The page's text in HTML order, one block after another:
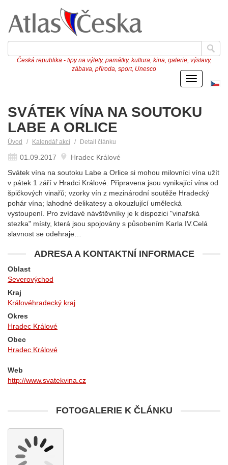
Česká republika - tipy na výlety, památky, kultura, kina, galerie, výstavy,
zábava, příroda, sport, Unesco
Menu
SVÁTEK VÍNA NA SOUTOKU
LABE A ORLICE
Úvod Kalendář akcí Detail článku
01.09.2017
Hradec Králové
Svátek vína na soutoku Labe a Orlice si mohou milovníci vína užít
v pátek 1 září v Hradci Králové. Připravena jsou vynikající vína od
špičkových vinařů; vzorky vín z mezinárodní soutěže Hradecký
pohár vína; lahodné delikatesy a okouzlující umělecká
vystoupení. Pro zvídavé návštěvníky je k dispozici "vinařská
stezka" místy, která jsou spojovány s působením Karla IV.Celá
slavnost se odehraje…
ADRESA A KONTAKTNÍ INFORMACE
Oblast
Severovýchod
Kraj
Královéhradecký kraj
Okres
Hradec Králové
Obec
Hradec Králové
Web
http://www.svatekvina.cz
FOTOGALERIE K ČLÁNKU